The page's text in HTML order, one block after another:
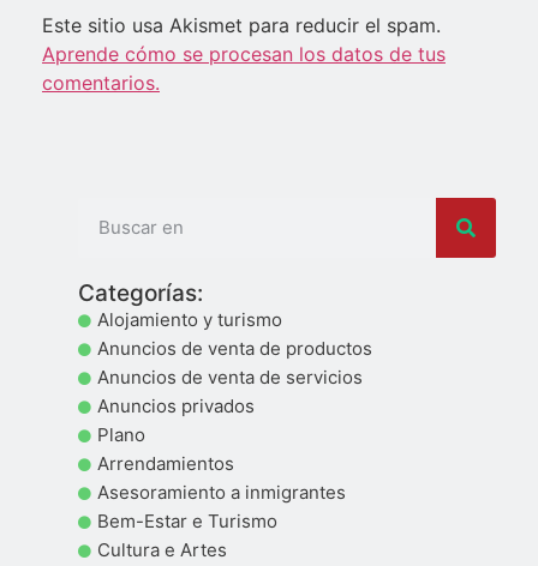
Este sitio usa Akismet para reducir el spam.
Aprende cómo se procesan los datos de tus
comentarios.
Categorías:
Alojamiento y turismo
Anuncios de venta de productos
Anuncios de venta de servicios
Anuncios privados
Plano
Arrendamientos
Asesoramiento a inmigrantes
Bem-Estar e Turismo
Cultura e Artes